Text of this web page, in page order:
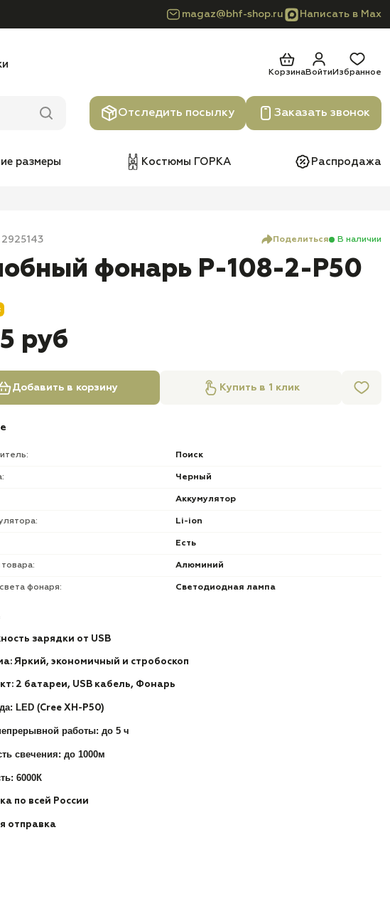
magaz@bhf-shop.ru Написать в Max
КорзинаВойти Избранное
Отследить посылку Заказать звонок
размеры Костюмы ГОРКА Распродажа
Поделиться В наличии
фонарь P-108-2-P50
руб
Добавить в корзину Купить в 1 клик
Поиск
Черный
Аккумулятор
Li-ion
Есть
Алюминий
фонаря: Светодиодная лампа
зарядки от USB
Яркий, экономичный и стробоскоп
2 батареи, USB кабель, Фонарь
LED (Cree XH-P50)
работы: до 5 ч
свечения: до 1000м
6000К
по всей России
отправка